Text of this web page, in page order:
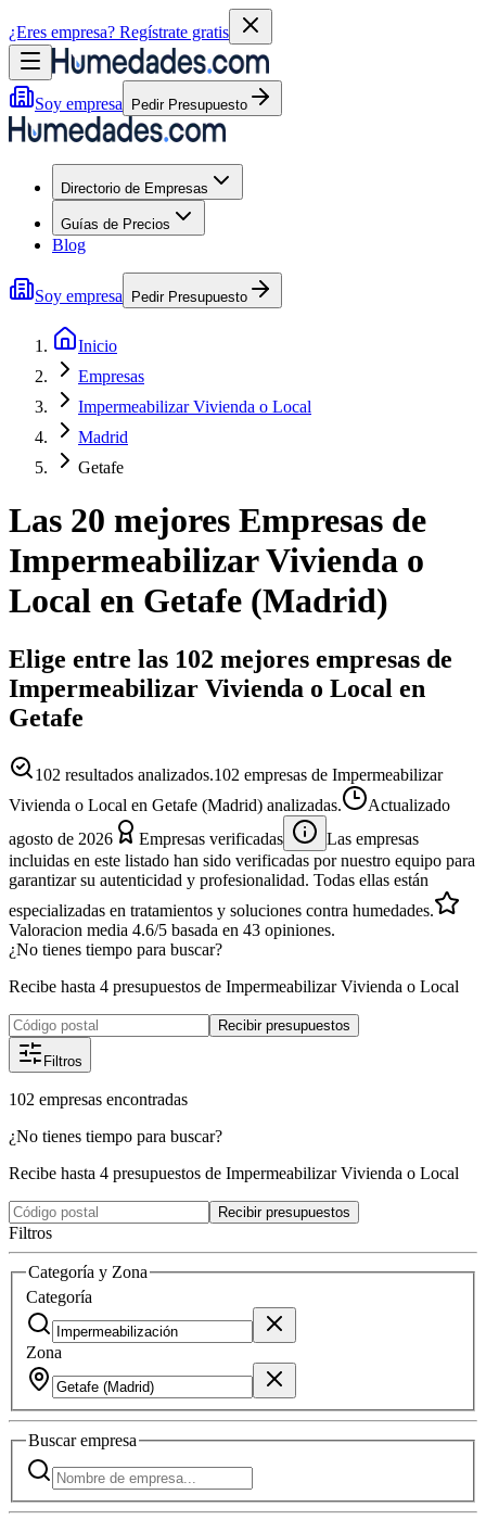
¿Eres empresa? Regístrate gratis
Soy empresa Pedir Presupuesto
Directorio de Empresas
Guías de Precios
Blog
Soy empresa Pedir Presupuesto
Inicio
Empresas
Impermeabilizar Vivienda o Local
Madrid
Getafe
Las 20 mejores Empresas de
Impermeabilizar Vivienda o
Local en Getafe (Madrid)
Elige entre las 102 mejores empresas de
Impermeabilizar Vivienda o Local en
Getafe
102 resultados analizados.102 empresas de Impermeabilizar
Vivienda o Local en Getafe (Madrid) analizadas.
Actualizado
agosto de 2026
Empresas verificadas
Las empresas
incluidas en este listado han sido verificadas por nuestro equipo para
garantizar su autenticidad y profesionalidad. Todas ellas están
especializadas en tratamientos y soluciones contra humedades.
Valoracion media 4.6/5 basada en 43 opiniones.
¿No tienes tiempo para buscar?
Recibe hasta 4 presupuestos de Impermeabilizar Vivienda o Local
Recibir presupuestos
Filtros
102 empresas encontradas
¿No tienes tiempo para buscar?
Recibe hasta 4 presupuestos de Impermeabilizar Vivienda o Local
Recibir presupuestos
Filtros
Categoría y Zona
Categoría
Zona
Buscarempresa